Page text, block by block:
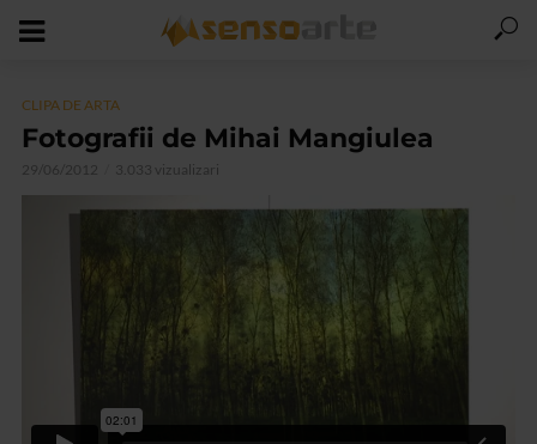
CLIPA DE ARTA
Fotografii de Mihai Mangiulea
29/06/2012 3.033 vizualizari